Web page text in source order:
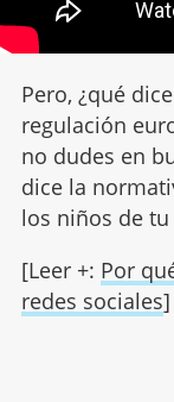
Pero, ¿qué
regulación
no dudes en
dice la
los niños de tu
[Leer +: Por
redes sociales]